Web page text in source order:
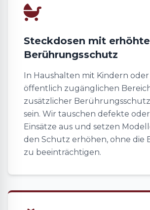
Steckdosen mit
Berührungsschutz
In Haushalten mit Kindern oder
öffentlich zugänglichen
zusätzlicher Berührungsschutz
sein. Wir tauschen defekte
Einsätze aus und setzen
den Schutz erhöhen, ohne die
zu beeinträchtigen.